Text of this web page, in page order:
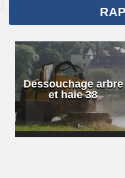
Dessouchage arbre
et haie 38